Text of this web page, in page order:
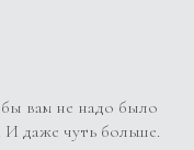
вам не надо было
И даже чуть больше.